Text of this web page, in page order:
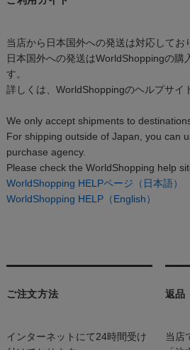
当店から日本国外への発送は対応してお
日本国外への発送はWorldShoppingの購
す。
詳しくは、WorldShoppingのヘルプサイ
We only accept shipments to
For shipping outside of Japan, you can
purchase agency.
Please check the WorldShopping help
WorldShopping HELPページ（日本語）
WorldShopping HELP（English）
ご注文方法
インターネットにて24時間受け
返品
当店